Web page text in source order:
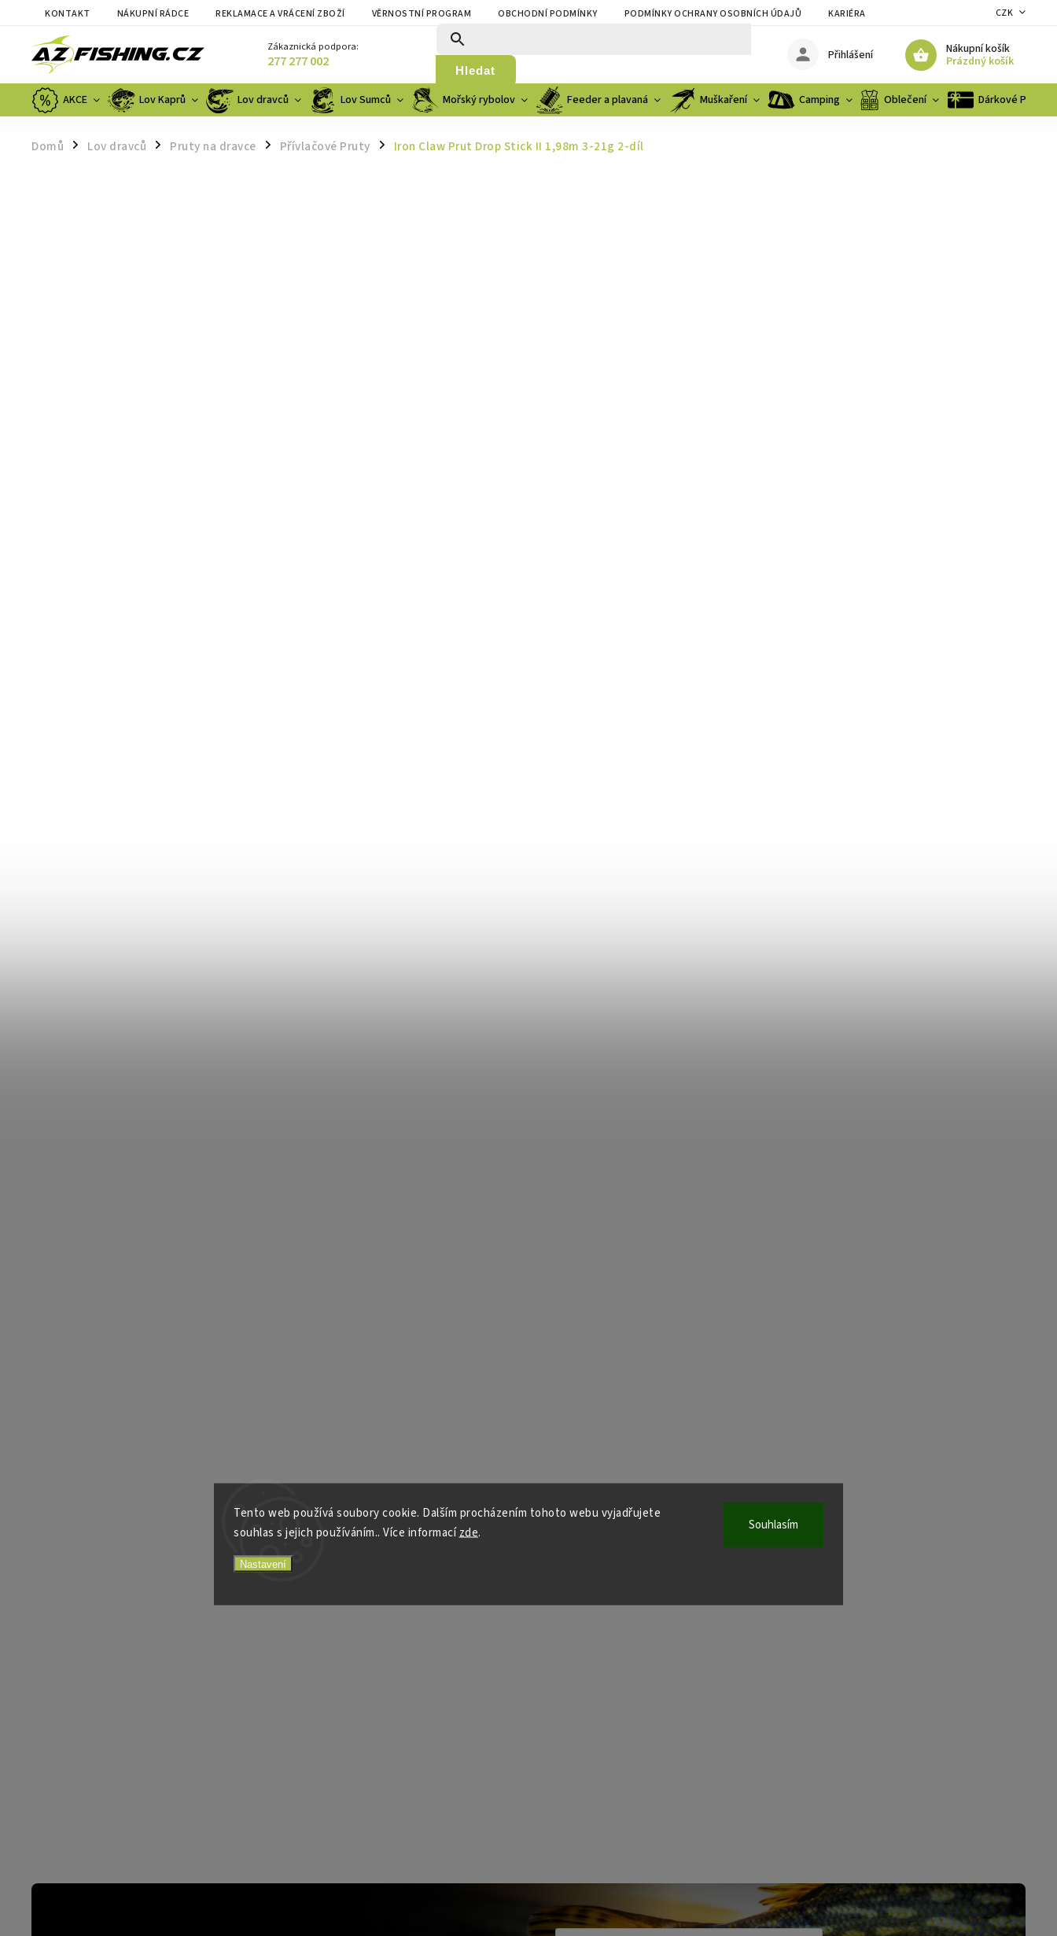
Tento web používá soubory cookie. Dalším procházením tohoto webu vyjadřujete
souhlas s jejich používáním.. Více informacízde.
Nastavení
Souhlasím
KONTAKT NÁKUPNÍ RÁDCE REKLAMACE A VRÁCENÍ ZBOŽÍ VĚRNOSTNÍ PROGRAM OBCHODNÍ PODMÍNKY PODMÍNKY OCHRANY OSOBNÍCH ÚDAJŮ KARIÉRA CZK
Zákaznická podpora:
277 277 002 Hledat
Nákupní košík
Prázdný košík
Přihlášení
AKCE Lov Kaprů Lov dravců Lov Sumců Mořský rybolov Feeder a plavaná Muškaření Camping Oblečení Dárkové
Domů / Lov dravců / Pruty na dravce / Přívlačové Pruty / Iron Claw Prut Drop Stick II 1,98m 3-21g 2-díl